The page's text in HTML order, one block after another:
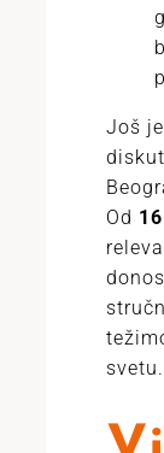
Još
Od
svetu.